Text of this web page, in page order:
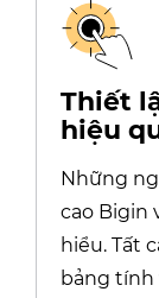
Thiết
hiệu
Những
cao Bigin
hiểu. Tất
bảng tính